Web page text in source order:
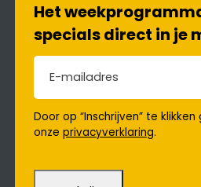
Het
specials direct in je
E-mailadres
Door op “Inschrijven” te
onzeprivacyverklaring.